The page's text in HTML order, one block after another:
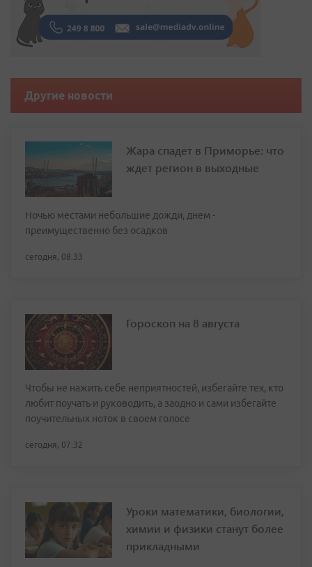
Другие новости
Жара спадет в Приморье: что
ждет регион в выходные
Ночью местами небольшие дожди, днем -
преимущественно без осадков
сегодня, 08:33
Гороскоп на 8 августа
Чтобы не нажить себе неприятностей, избегайте тех, кто
любит поучать и руководить, а заодно и сами избегайте
поучительных ноток в своем голосе
сегодня, 07:32
Уроки математики, биологии,
химии и физики станут более
прикладными